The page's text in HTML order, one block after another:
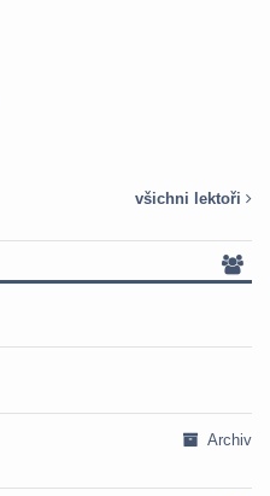
všichni lektoři
Archiv